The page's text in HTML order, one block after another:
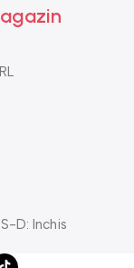
D: Inchis